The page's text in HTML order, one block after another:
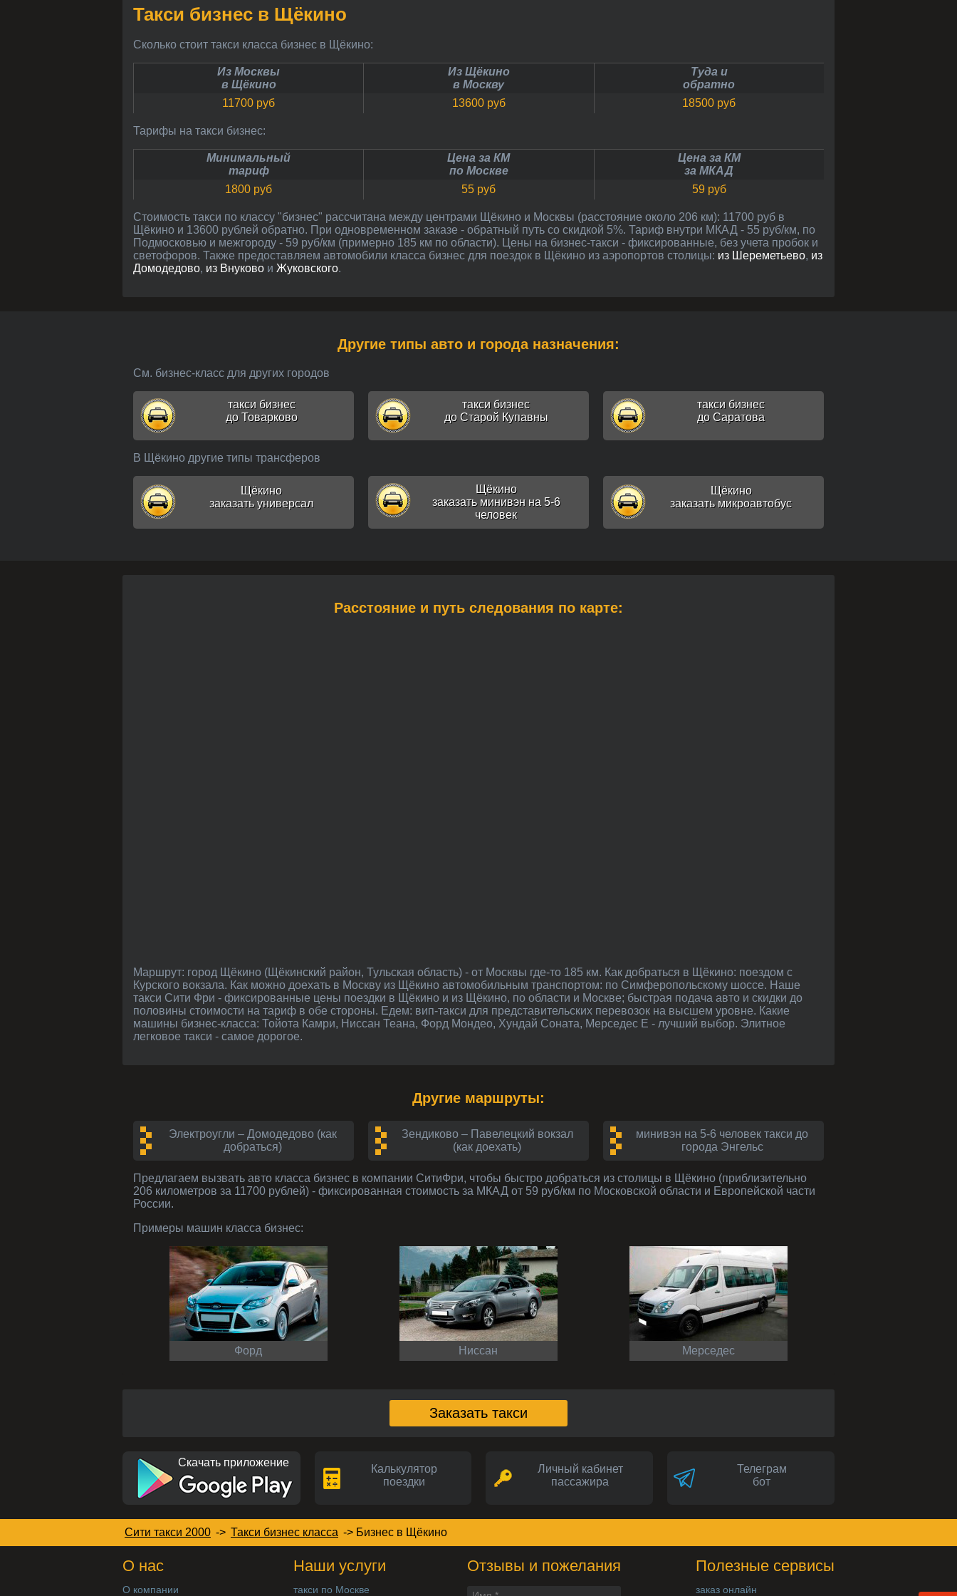
Такси бизнес в Щёкино
Сколько стоит такси класса бизнес в Щёкино:
Из Москвы
в Щёкино
11700 руб
Из Щёкино
в Москву
13600 руб
Туда и
обратно
18500 руб
Тарифы на такси бизнес:
Минимальный
тариф
1800 руб
Цена за КМ
по Москве
55 руб
Цена за КМ
за МКАД
59 руб
Стоимость такси по классу "бизнес" рассчитана между центрами Щёкино и Москвы (расстояние около 206 км): 11700 руб в
Щёкино и 13600 рублей обратно. При одновременном заказе - обратный путь со скидкой 5%. Тариф внутри МКАД - 55 руб/км, по
Подмосковью и межгороду - 59 руб/км (примерно 185 км по области). Цены на бизнес-такси - фиксированные, без учета пробок и
светофоров. Также предоставляем автомобили класса бизнес для поездок в Щёкино из аэропортов столицы: из Шереметьево, из
Домодедово, из Внуково и Жуковского.
Другие типы авто и города назначения:
См. бизнес-класс для других городов
такси бизнес
до Товарково
такси бизнес
до Старой Купавны
такси бизнес
до Саратова
В Щёкино другие типы трансферов
Щёкино
заказать универсал
Щёкино
заказать минивэн на 5-6
человек
Щёкино
заказать микроавтобус
Расстояние и путь следования по карте:
Маршрут: город Щёкино (Щёкинский район, Тульская область) - от Москвы где-то 185 км. Как добраться в Щёкино: поездом с
Курского вокзала. Как можно доехать в Москву из Щёкино автомобильным транспортом: по Симферопольскому шоссе. Наше
такси Сити Фри - фиксированные цены поездки в Щёкино и из Щёкино, по области и Москве; быстрая подача авто и скидки до
половины стоимости на тариф в обе стороны. Едем: вип-такси для представительских перевозок на высшем уровне. Какие
машины бизнес-класса: Тойота Камри, Ниссан Теана, Форд Мондео, Хундай Соната, Мерседес E - лучший выбор. Элитное
легковое такси - самое дорогое.
Другие маршруты:
Электроугли – Домодедово (как
добраться)
Зендиково – Павелецкий вокзал
(как доехать)
минивэн на 5-6 человек такси до
города Энгельс
Предлагаем вызвать авто класса бизнес в компании СитиФри, чтобы быстро добраться из столицы в Щёкино (приблизительно
206 километров за 11700 рублей) - фиксированная стоимость за МКАД от 59 руб/км по Московской области и Европейской части
России.
Примеры машин класса бизнес:
Форд Ниссан Мерседес
Заказать такси
Скачать приложение
Калькулятор
поездки
Личный кабинет
пассажира
Телеграм
бот
Сити такси 2000 -> Такси бизнес класса -> Бизнес в Щёкино
О нас
О компании
Наши услуги
такси по Москве
Отзывы и пожелания Полезные сервисы
заказ онлайн